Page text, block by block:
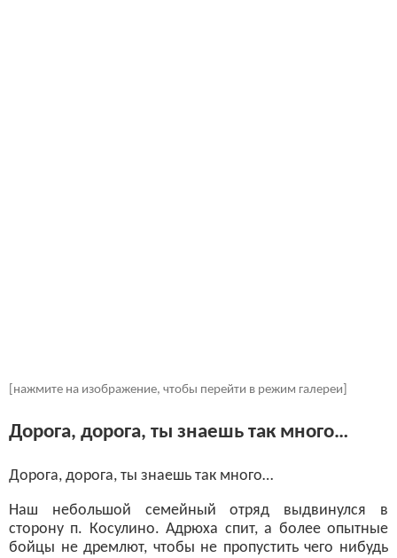
[нажмите на изображение, чтобы перейти в режим галереи]
Дорога, дорога, ты знаешь так много…
Дорога, дорога, ты знаешь так много…
Наш небольшой семейный отряд выдвинулся в
сторону п. Косулино. Адрюха спит, а более опытные
бойцы не дремлют, чтобы не пропустить чего нибудь